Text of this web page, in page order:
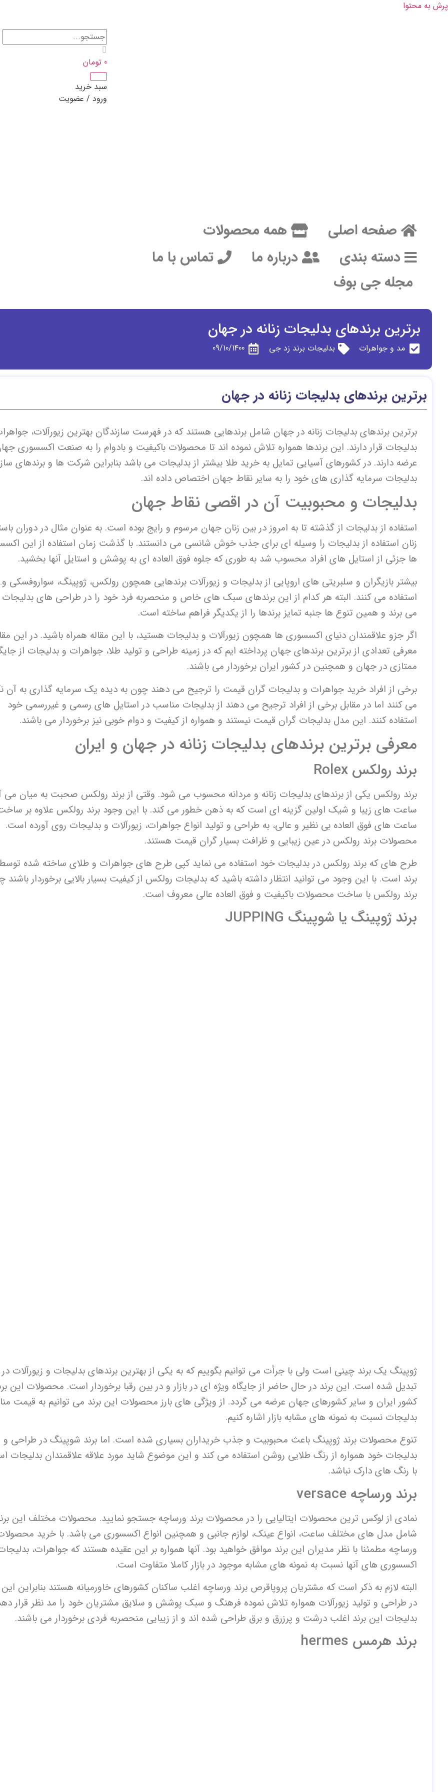
پرش به محتوا
صفحه اصلی
همه محصولات
دسته بندی
درباره ما
تماس با ما
مجله جی بوف
0 تومان
سبد خرید
ورود / عضویت
برترین برندهای بدلیجات زنانه در جهان
مد و جواهرات بدلیجات برند زد جی 09/10/1400
برترین برندهای بدلیجات زنانه در جهان
برترین برندهای بدلیجات زنانه در جهان شامل برندهایی هستند که در فهرست سازندگان بهترین زیورآلات،
بدلیجات قرار دارند. این برندها همواره تلاش نموده اند تا محصولات باکیفیت و بادوام را به صنعت اکسسوری
عرضه دارند. در کشورهای آسیایی تمایل به خرید طلا بیشتر از بدلیجات می باشد بنابراین شرکت ها و برندهای
بدلیجات سرمایه گذاری های خود را به سایر نقاط جهان اختصاص داده اند.
بدلیجات و محبوبیت آن در اقصی نقاط جهان
استفاده از بدلیجات از گذشته تا به امروز در بین زنان جهان مرسوم و رایج بوده است. به عنوان مثال در دوران
زنان استفاده از بدلیجات را وسیله ای برای جذب خوش شانسی می دانستند. با گذشت زمان استفاده از این
ها جزئی از استایل های افراد محسوب شد به طوری که جلوه فوق العاده ای به پوشش و استایل آنها بخشید.
بیشتر بازیگران و سلبریتی های اروپایی از بدلیجات و زیورآلات برندهایی همچون رولکس، ژوپینگ، سواروفسکی
استفاده می کنند. البته هر کدام از این برندهای سبک های خاص و منحصربه فرد خود را در طراحی های بدلیجات
می برند و همین تنوع ها جنبه تمایز برندها را از یکدیگر فراهم ساخته است.
اگر جزو علاقمندان دنیای اکسسوری ها همچون زیورآلات و بدلیجات هستید، با این مقاله همراه باشید. در این
معرفی تعدادی از برترین برندهای جهان پرداخته ایم که در زمینه طراحی و تولید طلا، جواهرات و بدلیجات از
ممتازی در جهان و همچنین در کشور ایران برخوردار می باشند.
برخی از افراد خرید جواهرات و بدلیجات گران قیمت را ترجیح می دهند چون به دیده یک سرمایه گذاری به آن
می کنند اما در مقابل برخی از افراد ترجیح می دهند از بدلیجات مناسب در استایل های رسمی و غیررسمی خود
استفاده کنند. این مدل بدلیجات گران قیمت نیستند و همواره از کیفیت و دوام خوبی نیز برخوردار می باشند.
معرفی برترین برندهای بدلیجات زنانه در جهان و ایران
برند رولکس Rolex
برند رولکس یکی از برندهای بدلیجات زنانه و مردانه محسوب می شود. وقتی از برند رولکس صحبت به میان می
ساعت های زیبا و شیک اولین گزینه ای است که به ذهن خطور می کند. با این وجود برند رولکس علاوه بر
ساعت های فوق العاده بی نظیر و عالی، به طراحی و تولید انواع جواهرات، زیورآلات و بدلیجات روی آورده است.
محصولات برند رولکس در عین زیبایی و ظرافت بسیار گران قیمت هستند.
طرح های که برند رولکس در بدلیجات خود استفاده می نماید کپی طرح های جواهرات و طلای ساخته شده
برند است. با این وجود می توانید انتظار داشته باشید که بدلیجات رولکس از کیفیت بسیار بالایی برخوردار باشند
برند رولکس با ساخت محصولات باکیفیت و فوق العاده عالی معروف است.
برند ژوپینگ یا شوپینگ JUPPING
ژوپینگ یک برند چینی است ولی با جرأت می توانیم بگوییم که به یکی از بهترین برندهای بدلیجات و زیورآلات
تبدیل شده است. این برند در حال حاضر از جایگاه ویژه ای در بازار و در بین رقبا برخوردار است. محصولات این
کشور ایران و سایر کشورهای جهان عرضه می گردد. از ویژگی های بارز محصولات این برند می توانیم به قیمت
بدلیجات نسبت به نمونه های مشابه بازار اشاره کنیم.
تنوع محصولات برند ژوپینگ باعث محبوبیت و جذب خریداران بسیاری شده است. اما برند شوپینگ در طراحی و
بدلیجات خود همواره از رنگ طلایی روشن استفاده می کند و این موضوع شاید مورد علاقه علاقمندان بدلیجات
با رنگ های دارک نباشد.
برند ورساچه versace
نمادی از لوکس ترین محصولات ایتالیایی را در محصولات برند ورساچه جستجو نمایید. محصولات مختلف این
شامل مدل های مختلف ساعت، انواع عینک، لوازم جانبی و همچنین انواع اکسسوری می باشد. با خرید
ورساچه مطمئنا با نظر مدیران این برند موافق خواهید بود. آنها همواره بر این عقیده هستند که جواهرات،
اکسسوری های آنها نسبت به نمونه های مشابه موجود در بازار کاملا متفاوت است.
البته لازم به ذکر است که مشتریان پروپاقرص برند ورساچه اغلب ساکنان کشورهای خاورمیانه هستند بنابراین این
در طراحی و تولید زیورآلات همواره تلاش نموده فرهنگ و سبک پوشش و سلایق مشتریان خود را مد نظر قرار
بدلیجات این برند اغلب درشت و پرزرق و برق طراحی شده اند و از زیبایی منحصربه فردی برخوردار می باشند.
برند هرمس hermes